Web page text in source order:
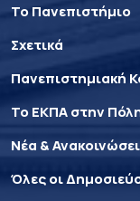
Το Πανεπιστήμιο
Σχετικά
Πανεπιστημιακή
Το ΕΚΠΑ στην
Νέα &
Όλες οι